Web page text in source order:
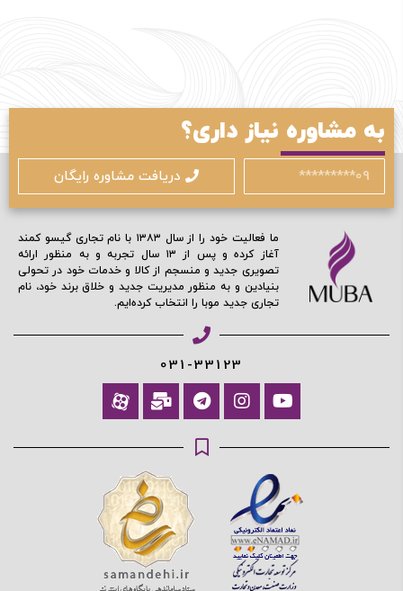
به مشاوره نیاز داری؟
دریافت مشاوره رایگان
ما فعالیت خود را از سال ۱۳۸۳ با نام تجاری گیسو کمند
آغاز کرده و پس از ۱۳ سال تجربه و به منظور ارائه
تصویری جدید و منسجم از کالا و خدمات خود در تحولی
بنیادین و به منظور مدیریت جدید و خلاق برند خود، نام
تجاری جدید موبا را انتخاب کرده‌ایم.
031-33123